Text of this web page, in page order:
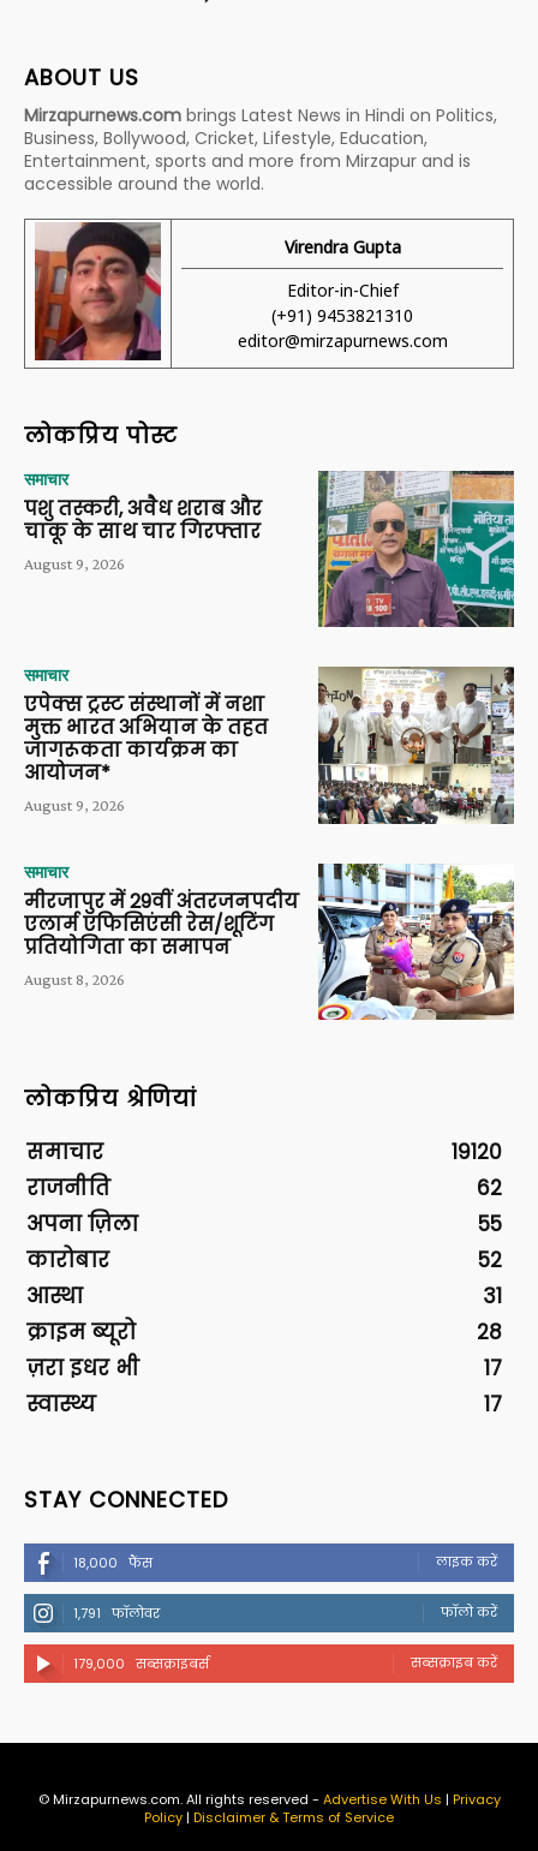
ABOUT US
Mirzapurnews.com brings Latest News in Hindi on Politics,
Business, Bollywood, Cricket, Lifestyle, Education,
Entertainment, sports and more from Mirzapur and is
accessible around the world.
Virendra Gupta
Editor-in-Chief
(+91) 9453821310
editor@mirzapurnews.com
लोकप्रिय पोस्ट
समाचार
पशु तस्करी, अवैध शराब और
चाकू के साथ चार गिरफ्तार
August 9, 2026
समाचार
एपेक्स ट्रस्ट संस्थानों में नशा
मुक्त भारत अभियान के तहत
जागरूकता कार्यक्रम का
आयोजन*
August 9, 2026
समाचार
मीरजापुर में 29वीं अंतरजनपदीय
एलार्म एफिसिएंसी रेस/शूटिंग
प्रतियोगिता का समापन
August 8, 2026
लोकप्रिय श्रेणियां
समाचार
19120
राजनीति
62
अपना ज़िला
55
कारोबार
52
आस्था
31
क्राइम ब्यूरो
28
ज़रा इधर भी
17
स्वास्थ्य
17
STAY CONNECTED
18,000 फैंस लाइक करें
1,791 फॉलोवर फॉलो करें
179,000 सब्सक्राइबर्स सब्सक्राइब करें
© Mirzapurnews.com. All rights reserved - Advertise With Us | Privacy
Policy| Disclaimer & Terms of Service